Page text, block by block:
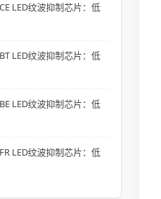
LED纹波抑制芯片：低
LED纹波抑制芯片：低
LED纹波抑制芯片：低
LED纹波抑制芯片：低